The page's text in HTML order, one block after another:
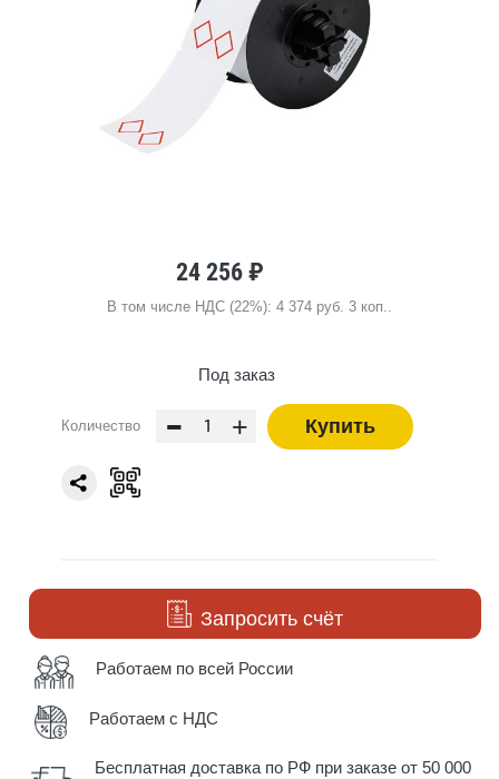
24 256 ₽
В том числе НДС (22%): 4 374 руб. 3 коп..
Под заказ
Количество - + Купить
Запросить счёт
Работаем по всей России
Работаем с НДС
Бесплатная доставка по РФ при заказе от 50 000